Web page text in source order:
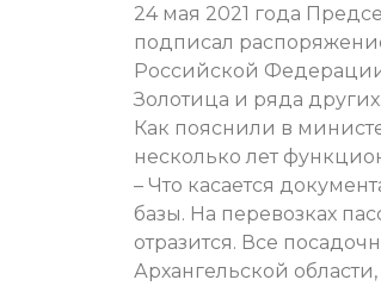
24 мая 2021 года
подписал
Российской
Золотица и ряда других.
Как пояснили в
несколько лет
– Что касается
базы. На перевозках
отразится. Все
Архангельской